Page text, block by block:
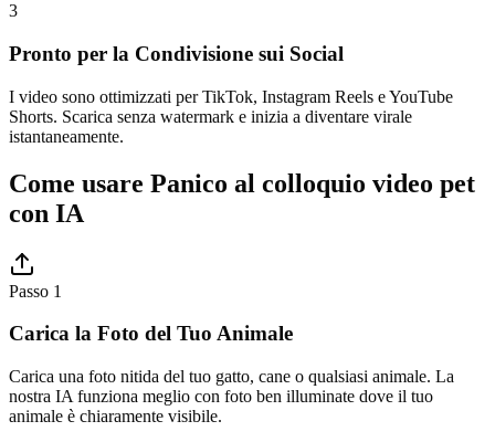
3
Pronto per la Condivisione sui Social
I video sono ottimizzati per TikTok, Instagram Reels e YouTube
Shorts. Scarica senza watermark e inizia a diventare virale
istantaneamente.
Come usare Panico al colloquio video pet
con IA
Passo 1
Carica la Foto del Tuo Animale
Carica una foto nitida del tuo gatto, cane o qualsiasi animale. La
nostra IA funziona meglio con foto ben illuminate dove il tuo
animale è chiaramente visibile.